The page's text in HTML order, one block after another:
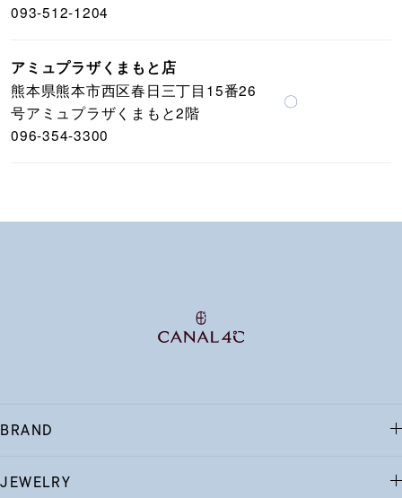
093-512-1204
アミュプラザくまもと店
熊本県熊本市西区春日三丁目15番26
号アミュプラザくまもと2階
096-354-3300
〇
BRAND
JEWELRY